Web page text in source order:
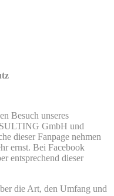
Besuch unseres
GmbH und
dieser Fanpage nehmen
ernst. Bei Facebook
entsprechend dieser
die Art, den Umfang und